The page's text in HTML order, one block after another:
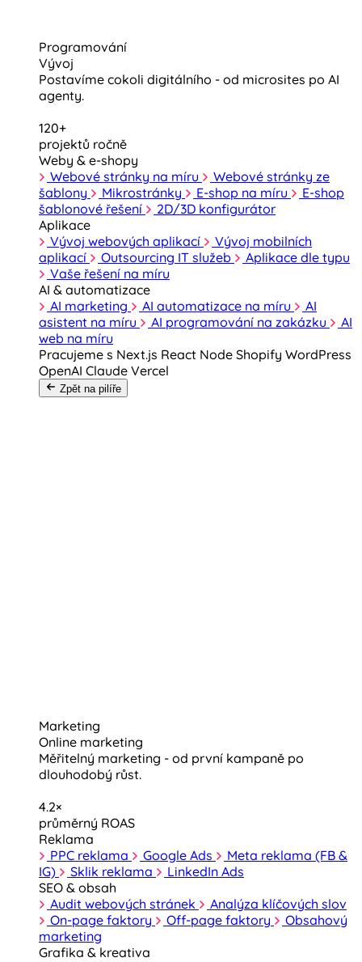
Programování
Vývoj
Postavíme cokoli digitálního - od microsites po AI
agenty.
120+
projektů ročně
Weby & e-shopy
Webové stránky na míru
Webové stránky ze
šablony
Mikrostránky E-shop na míru
E-shop
šablonové řešení
2D/3D konfigurátor
Aplikace
Vývoj webových aplikací
Vývoj mobilních
aplikací
Outsourcing IT služeb
Aplikace dle typu
Vaše řešení na míru
AI & automatizace
AI marketing
AI automatizace na míru
AI
asistent na míru
AI programování na zakázku
AI
web na míru
Pracujeme s Next.js React Node Shopify WordPress
OpenAI Claude Vercel
Zpět na pilíře
Marketing
Online marketing
Měřitelný marketing - od první kampaně po
dlouhodobý růst.
4.2×
průměrný ROAS
Reklama
PPC reklama
Google Ads
Meta reklama (FB &
IG)
Sklik reklama
LinkedIn Ads
SEO & obsah
Audit webových stránek
Analýza klíčových slov
On-page faktory
Off-page faktory
Obsahový
marketing
Grafika & kreativa